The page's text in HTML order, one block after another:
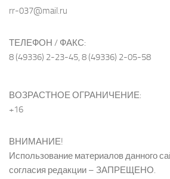
rr-037@mail.ru
ТЕЛЕФОН / ФАКС:
8 (49336) 2-23-45, 8 (49336) 2-05-58
ВОЗРАСТНОЕ ОГРАНИЧЕНИЕ:
+16
ВНИМАНИЕ!
Использование материалов данного
согласия редакции – ЗАПРЕЩЕНО.